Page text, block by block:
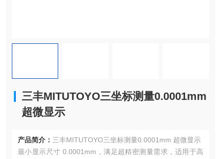
三丰MITUTOYO三坐标测量0.0001mm
超微显示
产品简介： 三丰MITUTOYO三坐标测量0.0001mm 超微显示
最小显示尺寸 0.0001mm，满足超精密测量需求，适用于高